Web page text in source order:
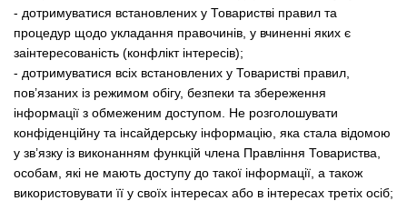
- дотримуватися встановлених у Товаристві правил та
процедур щодо укладання правочинів, у вчиненні яких є
заінтересованість (конфлікт інтересів);
- дотримуватися всіх встановлених у Товаристві правил,
пов’язаних із режимом обігу, безпеки та збереження
інформації з обмеженим доступом. Не розголошувати
конфіденційну та інсайдерську інформацію, яка стала відомою
у зв’язку із виконанням функцій члена Правління Товариства,
особам, які не мають доступу до такої інформації, а також
використовувати її у своїх інтересах або в інтересах третіх осіб;